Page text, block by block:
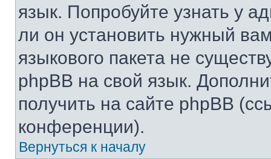
язык. Попробуйте узнать у
ли он установить нужный
языкового пакета не
phpBB на свой язык.
получить на сайте phpBB
конференции).
Вернуться к началу